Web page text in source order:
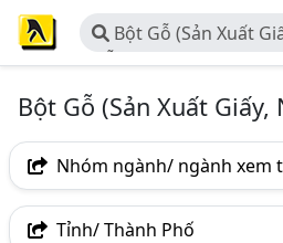
Bột Gỗ (Sản Xuất
Gỗ,..)
Bột Gỗ (Sản Xuất Giấy,
Nhóm ngành/ ngành xem
Ngành nghề
Tỉnh/ Thành Phố